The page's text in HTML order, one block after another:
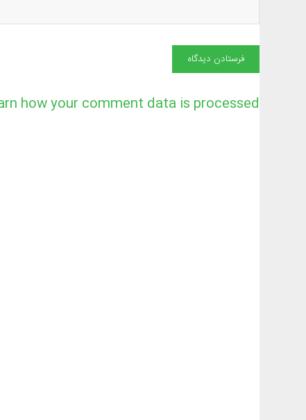
how your comment data is processed